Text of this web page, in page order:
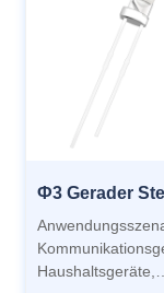
Haushaltsgeräte,